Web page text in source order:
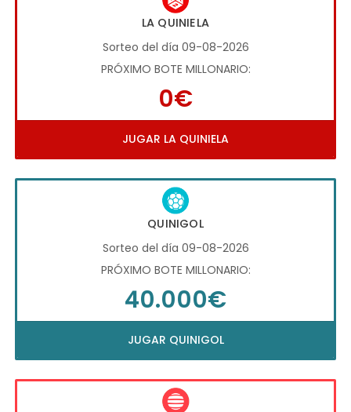
LA QUINIELA
Sorteo del día 09-08-2026
PRÓXIMO BOTE MILLONARIO:
0€
JUGAR LA QUINIELA
QUINIGOL
Sorteo del día 09-08-2026
PRÓXIMO BOTE MILLONARIO:
40.000€
JUGAR QUINIGOL